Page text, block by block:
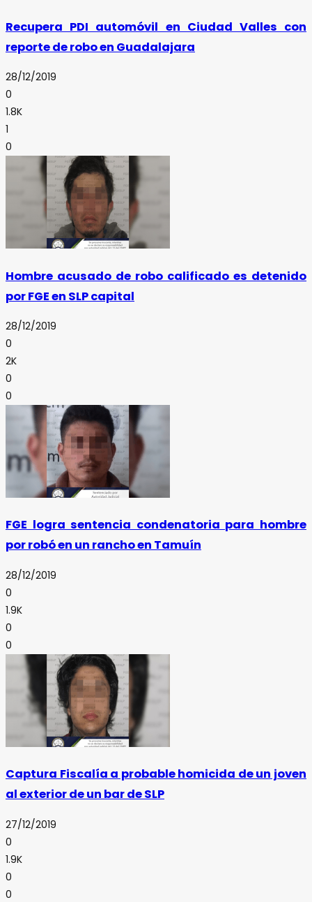
Recupera PDI automóvil en Ciudad Valles con
reporte de robo en Guadalajara
28/12/2019
0
1.8K
1
0
Hombre acusado de robo calificado es detenido
por FGE en SLP capital
28/12/2019
0
2K
0
0
FGE logra sentencia condenatoria para hombre
por robó en un rancho en Tamuín
28/12/2019
0
1.9K
0
0
Captura Fiscalía a probable homicida de un joven
al exterior de un bar de SLP
27/12/2019
0
1.9K
0
0